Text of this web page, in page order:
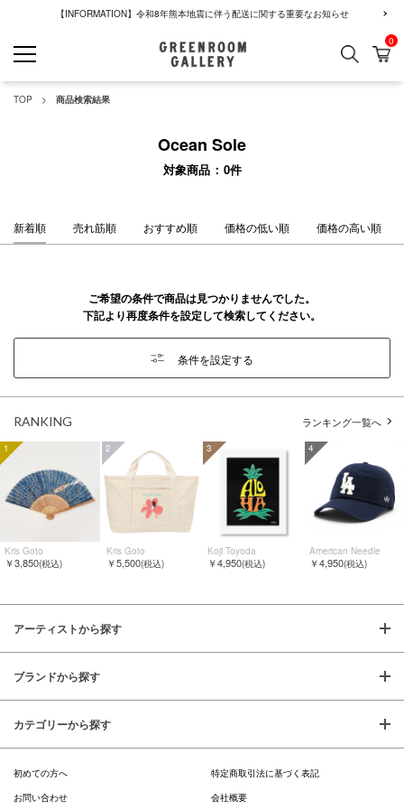
【INFORMATION】令和8年熊本地震に伴う配送に関する重要なお知らせ
検索 カ
0
TOP 商品検索結果
Ocean Sole
対象商品 0件
新着順 売れ筋順 おすすめ順 価格の低い順 価格の高い順
ご希望の条件で商品は見つかりませんでした。
下記より再度条件を設定して検索してください。
条件を設定する
RANKING ランキング一覧へ
1
Kris Goto
￥3,850(税込)
2
Kris Goto
￥5,500(税込)
3
Koji Toyoda
￥4,950(税込)
4
American Needle
￥4,950(税込)
アーティストから探す
ブランドから探す
カテゴリーから探す
初めての方へ
特定商取引法に基づく表記
お問い合わせ
会社概要